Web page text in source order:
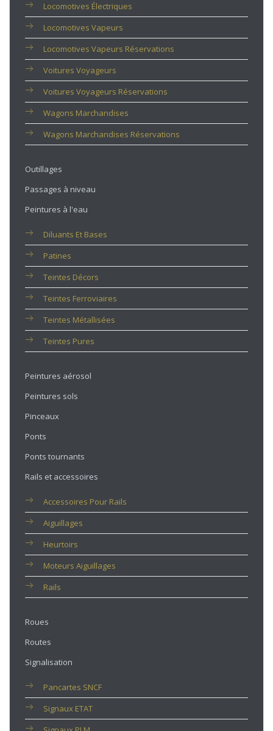
Locomotives Électriques
Locomotives Vapeurs
Locomotives Vapeurs Réservations
Voitures Voyageurs
Voitures Voyageurs Réservations
Wagons Marchandises
Wagons Marchandises Réservations
Outillages
Passages à niveau
Peintures à l'eau
Diluants Et Bases
Patines
Teintes Décors
Teintes Ferroviaires
Teintes Métallisées
Teintes Pures
Peintures aérosol
Peintures sols
Pinceaux
Ponts
Ponts tournants
Rails et accessoires
Accessoires Pour Rails
Aiguillages
Heurtoirs
Moteurs Aiguillages
Rails
Roues
Routes
Signalisation
Pancartes SNCF
Signaux ETAT